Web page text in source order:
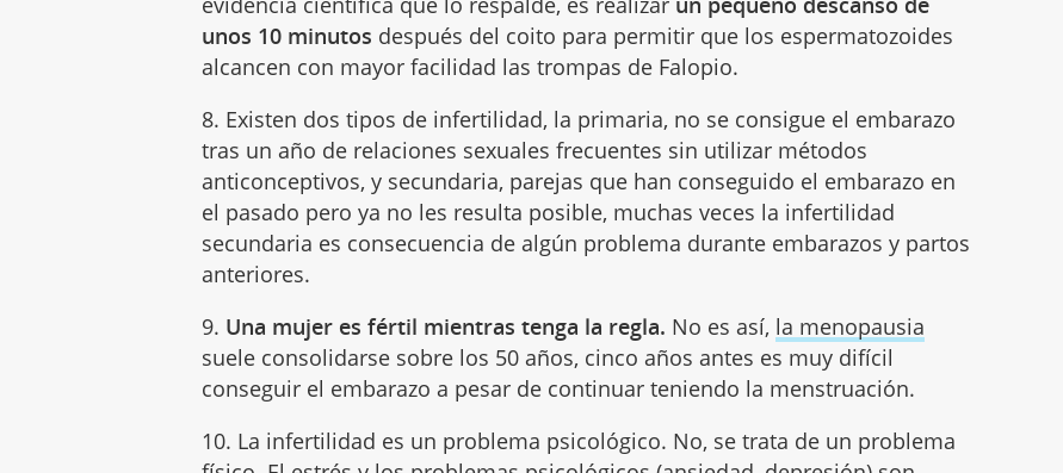
unos 10 minutos después del coito para permitir que los espermatozoides
alcancen con mayor facilidad las trompas de Falopio.
8. Existen dos tipos de infertilidad, la primaria, no se consigue el embarazo
tras un año de relaciones sexuales frecuentes sin utilizar métodos
anticonceptivos, y secundaria, parejas que han conseguido el embarazo en
el pasado pero ya no les resulta posible, muchas veces la infertilidad
secundaria es consecuencia de algún problema durante embarazos y partos
anteriores.
9. Una mujer es fértil mientras tenga la regla. No es así, la menopausia
suele consolidarse sobre los 50 años, cinco años antes es muy difícil
conseguir el embarazo a pesar de continuar teniendo la menstruación.
10. La infertilidad es un problema psicológico. No, se trata de un problema